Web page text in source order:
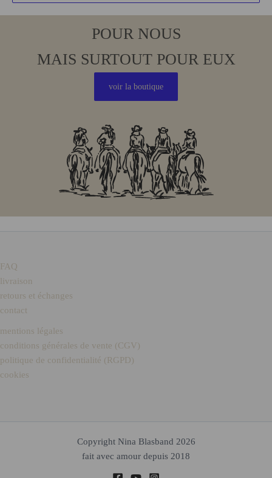
POUR NOUS
MAIS SURTOUT POUR EUX
voir la boutique
FAQ
livraison
retours et échanges
contact
mentions légales
conditions générales de vente (CGV)
politique de confidentialité (RGPD)
cookies
Copyright Nina Blasband 2026
fait avec amour depuis 2018